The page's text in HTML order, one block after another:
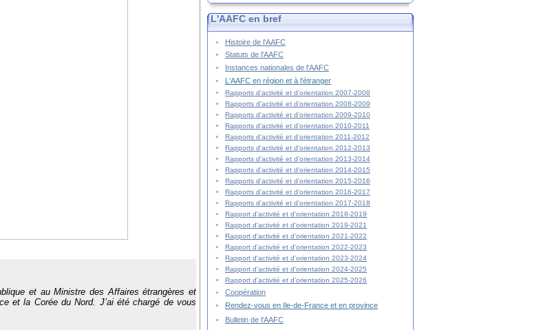
et au Ministre des Affaires étrangères et
et la Corée du Nord. J’ai été chargé de vous
L'AAFC en bref
Histoire de l'AAFC
Statuts de l'AAFC
Instances nationales de l'AAFC
L'AAFC en région et à l'étranger
Rapports d'activité et d'orientation 2007-2008
Rapports d'activité et d'orientation 2008-2009
Rapports d'activité et d'orientation 2009-2010
Rapports d'activité et d'orientation 2010-2011
Rapports d'activité et d'orientation 2011-2012
Rapports d'activité et d'orientation 2012-2013
Rapports d'activité et d'orientation 2013-2014
Rapports d'activité et d'orientation 2014-2015
Rapports d'activité et d'orientation 2015-2016
Rapports d'activité et d'orientation 2016-2017
Rapports d'activité et d'orientation 2017-2018
Rapport d'activité et d'orientation 2018-2019
Rapport d'activité et d'orientation 2019-2021
Rapport d'activité et d'orientation 2021-2022
Rapport d'activité et d'orientation 2022-2023
Rapport d'activité et d'orientation 2023-2024
Rapport d'activité et d'orientation 2024-2025
Rapport d'activité et d'orientation 2025-2026
Coopération
Rendez-vous en Ile-de-France et en province
Bulletin de l'AAFC